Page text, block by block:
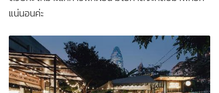
แน่นอนค่ะ